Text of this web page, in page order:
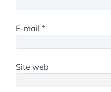
E-mail *
Site web